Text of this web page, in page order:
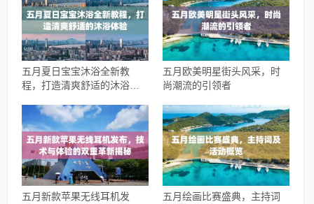
五月夏日宝宝沐浴全新教
程，打造清爽舒适的沐浴体
五月欧美明星街头风采，时
尚潮流的引领者
五月新款苹果无线耳机发
五月绘画比赛盛典，主持词